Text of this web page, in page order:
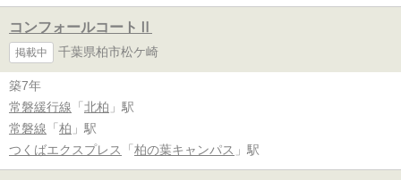
コンフォールコートⅡ
掲載中 千葉県柏市松ケ崎
築7年
常磐緩行線 「 北柏 」駅
常磐線 「 柏 」駅
つくばエクスプレス
「 柏の葉キャンパス 」駅